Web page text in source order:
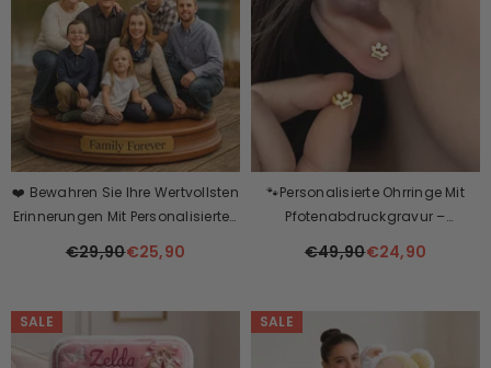
❤️ Bewahren Sie Ihre Wertvollsten
Erinnerungen Mit Personalisierten
€29,90€25,90
🐾Personalisierte Ohrringe Mit
Pfotenabdruckgravur –
Erinnerungsstücke Für
€49,90€24,90
SALE SALE